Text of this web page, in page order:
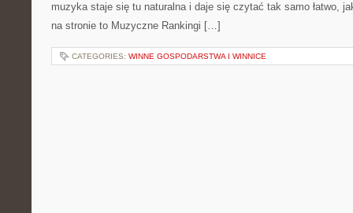
muzyka staje się tu naturalna i daje się czytać tak samo łatwo,
na stronie to Muzyczne Rankingi […]
CATEGORIES: WINNE GOSPODARSTWA I WINNICE